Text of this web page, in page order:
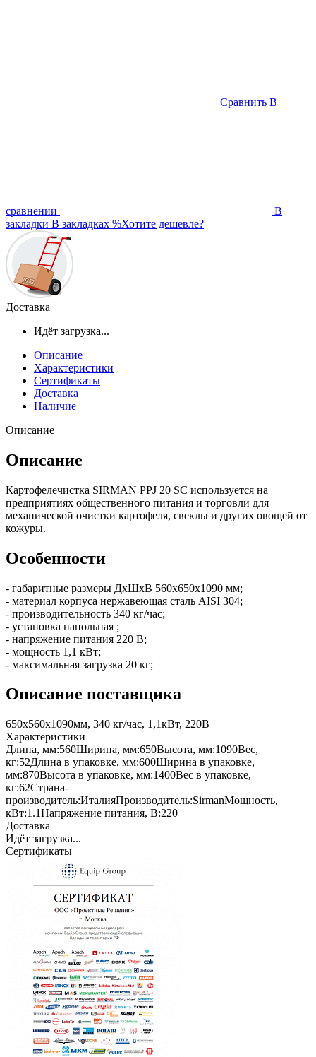
Сравнить В
сравнении
В
закладки В закладках %Хотите дешевле?
Доставка
Идёт загрузка...
Описание
Характеристики
Сертификаты
Доставка
Наличие
Описание
Описание
Картофелечистка SIRMAN PPJ 20 SC используется на
предприятиях общественного питания и торговли для
механической очистки картофеля, свеклы и других овощей от
кожуры.
Особенности
- габаритные размеры ДхШхВ 560х650х1090 мм;
- материал корпуса нержавеющая сталь AISI 304;
- производительность 340 кг/час;
- установка напольная ;
- напряжение питания 220 В;
- мощность 1,1 кВт;
- максимальная загрузка 20 кг;
Описание поставщика
650х560х1090мм, 340 кг/час, 1,1кВт, 220В
Характеристики
Длина, мм:560Ширина, мм:650Высота, мм:1090Вес,
кг:52Длина в упаковке, мм:600Ширина в упаковке,
мм:870Высота в упаковке, мм:1400Вес в упаковке,
кг:62Страна-
производитель:ИталияПроизводитель:SirmanМощность,
кВт:1.1Напряжение питания, В:220
Доставка
Идёт загрузка...
Сертификаты